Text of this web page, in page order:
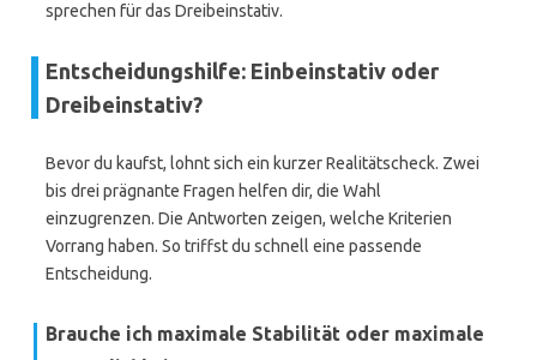
sprechen für das Dreibeinstativ.
Entscheidungshilfe: Einbeinstativ oder
Dreibeinstativ?
Bevor du kaufst, lohnt sich ein kurzer Realitätscheck. Zwei
bis drei prägnante Fragen helfen dir, die Wahl
einzugrenzen. Die Antworten zeigen, welche Kriterien
Vorrang haben. So triffst du schnell eine passende
Entscheidung.
Brauche ich maximale Stabilität oder maximale